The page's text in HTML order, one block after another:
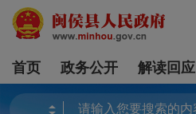
首页 政务公开 解读回应